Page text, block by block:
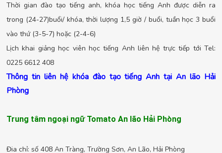
Thời gian đào tạo tiếng anh, khóa học tiếng Anh được diễn ra
trong (24-27)buổi/ khóa, thời lượng 1,5 giờ / buổi, tuần học 3 buổi
vào thứ (3-5-7) hoặc (2-4-6)
Lịch khai giảng học viên học tiếng Anh liên hệ trực tiếp tới Tel:
0225 6612 408
Thông tin liên hệ khóa đào tạo tiếng Anh tại An lão Hải
Phòng
Trung tâm ngoại ngữ Tomato An lão Hải Phòng
Đia chỉ: số 408 An Tràng, Trường Sơn, An Lão, Hải Phòng